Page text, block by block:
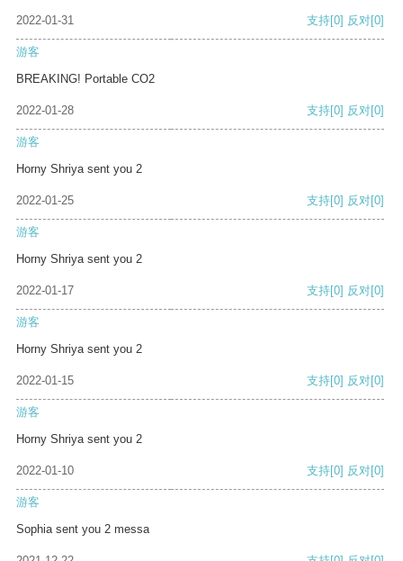
2022-01-31 支持[0] 反对[0]
游客
BREAKING! Portable CO2
2022-01-28 支持[0] 反对[0]
游客
Horny Shriya sent you 2
2022-01-25 支持[0] 反对[0]
游客
Horny Shriya sent you 2
2022-01-17 支持[0] 反对[0]
游客
Horny Shriya sent you 2
2022-01-15 支持[0] 反对[0]
游客
Horny Shriya sent you 2
2022-01-10 支持[0] 反对[0]
游客
Sophia sent you 2 messa